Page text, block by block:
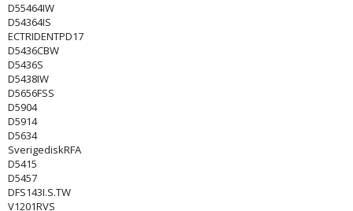
D55464IW
D54364IS
ECTRIDENTPD17
D5436CBW
D5436S
D5438IW
D5656FSS
D5904
D5914
D5634
SverigediskRFA
D5415
D5457
DFS143I.S.TW
V1201RVS